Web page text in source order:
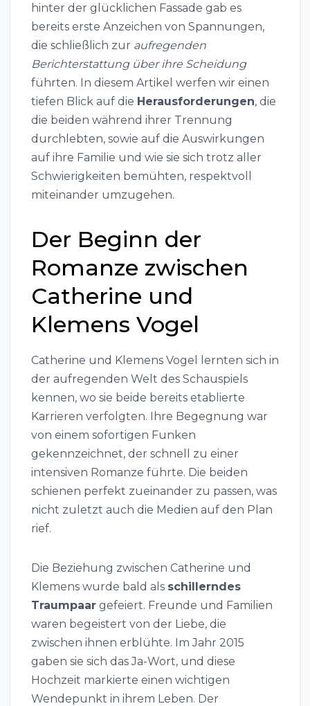
hinter der glücklichen Fassade gab es
bereits erste Anzeichen von Spannungen,
die schließlich zur aufregenden
Berichterstattung über ihre Scheidung
führten. In diesem Artikel werfen wir einen
tiefen Blick auf die Herausforderungen, die
die beiden während ihrer Trennung
durchlebten, sowie auf die Auswirkungen
auf ihre Familie und wie sie sich trotz aller
Schwierigkeiten bemühten, respektvoll
miteinander umzugehen.
Der Beginn der
Romanze zwischen
Catherine und
Klemens Vogel
Catherine und Klemens Vogel lernten sich in
der aufregenden Welt des Schauspiels
kennen, wo sie beide bereits etablierte
Karrieren verfolgten. Ihre Begegnung war
von einem sofortigen Funken
gekennzeichnet, der schnell zu einer
intensiven Romanze führte. Die beiden
schienen perfekt zueinander zu passen, was
nicht zuletzt auch die Medien auf den Plan
rief.
Die Beziehung zwischen Catherine und
Klemens wurde bald als schillerndes
Traumpaar gefeiert. Freunde und Familien
waren begeistert von der Liebe, die
zwischen ihnen erblühte. Im Jahr 2015
gaben sie sich das Ja-Wort, und diese
Hochzeit markierte einen wichtigen
Wendepunkt in ihrem Leben. Der